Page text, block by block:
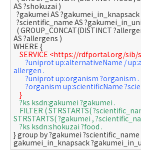
AS ?shokuzai )
AS ?allergens )
WHERE {
SERVICE <https://rdfportal.org/sib/
?uniprot up:alternativeName /
allergen .
?uniprot up:organism ?organism .
?organism up:scientificName
}
?ks ksdn:gakumei ?gakumei .
FILTER ( STRSTARTS(
STRSTARTS( ?gakumei ,
?ks ksdn:shokuzai ?food .
} group by ?gakumei ?scientific_name